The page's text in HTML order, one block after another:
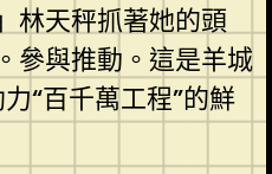
林天秤抓著她的頭
參與推動。這是羊城
“百千萬工程”的鮮